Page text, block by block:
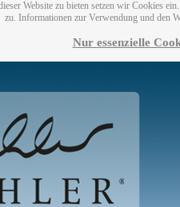
Website zu bieten setzen wir Cookies
zu. Informationen zur Verwendung und den
Nur essenzielle